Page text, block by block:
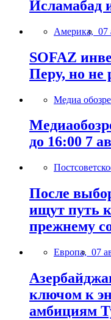
Исламабад
Америка, 07
SOFAZ
Перу, но не
Медиа
до 16:00 7
После
ищут путь к
прежнему
Европа, 07
ключом к
амбициям